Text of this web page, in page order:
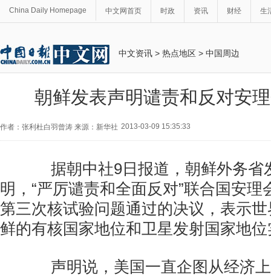
China Daily Homepage 中文网首页 时政 资讯 财经 生
中文资讯 > 热点地区 > 中国周边
朝鲜发表声明谴责和反对安
作者：张利杜白羽曾涛 来源：新华社 2013-03-09 15:35:33
据朝中社9日报道，朝鲜外务省
明，“严厉谴责和全面反对”联合国安理
第三次核试验问题通过的决议，表示
鲜的有核国家地位和卫星发射国家地
声明说，美国一直企图从经济上